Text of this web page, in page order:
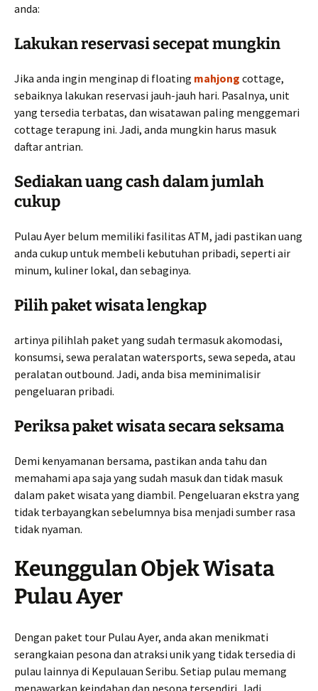
anda:
Lakukan reservasi secepat mungkin
Jika anda ingin menginap di floating mahjong cottage,
sebaiknya lakukan reservasi jauh-jauh hari. Pasalnya, unit
yang tersedia terbatas, dan wisatawan paling menggemari
cottage terapung ini. Jadi, anda mungkin harus masuk
daftar antrian.
Sediakan uang cash dalam jumlah
cukup
Pulau Ayer belum memiliki fasilitas ATM, jadi pastikan uang
anda cukup untuk membeli kebutuhan pribadi, seperti air
minum, kuliner lokal, dan sebaginya.
Pilih paket wisata lengkap
artinya pilihlah paket yang sudah termasuk akomodasi,
konsumsi, sewa peralatan watersports, sewa sepeda, atau
peralatan outbound. Jadi, anda bisa meminimalisir
pengeluaran pribadi.
Periksa paket wisata secara seksama
Demi kenyamanan bersama, pastikan anda tahu dan
memahami apa saja yang sudah masuk dan tidak masuk
dalam paket wisata yang diambil. Pengeluaran ekstra yang
tidak terbayangkan sebelumnya bisa menjadi sumber rasa
tidak nyaman.
Keunggulan Objek Wisata
Pulau Ayer
Dengan paket tour Pulau Ayer, anda akan menikmati
serangkaian pesona dan atraksi unik yang tidak tersedia di
pulau lainnya di Kepulauan Seribu. Setiap pulau memang